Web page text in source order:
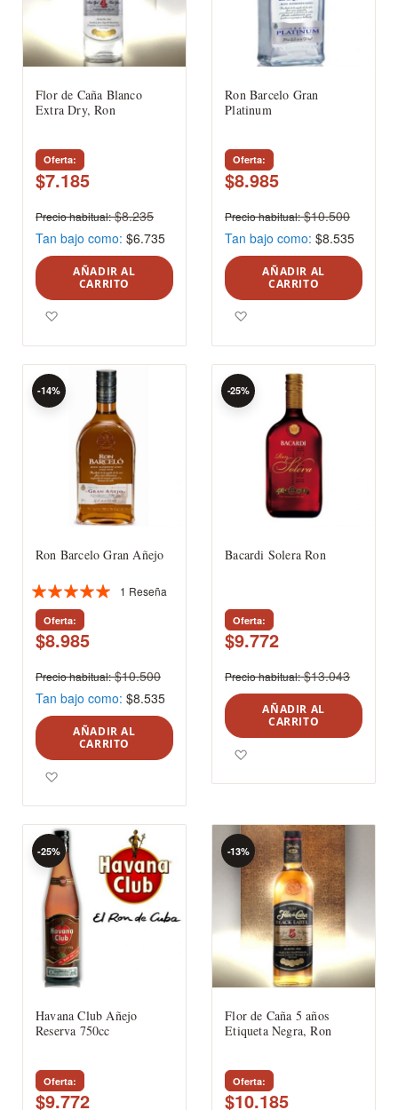
Flor de Caña Blanco
Extra Dry, Ron
Oferta
$7.185
Precio habitual $8.235
Tan bajo como $6.735
AÑADIR AL
CARRITO
Ron Barcelo Gran
Platinum
Oferta
$8.985
Precio habitual $10.500
Tan bajo como $8.535
AÑADIR AL
CARRITO
Ron Barcelo Gran Añejo
Valoración:
100%
1 Reseña
Oferta
$8.985
-14%
Precio habitual $10.500
Tan bajo como $8.535
AÑADIR AL
CARRITO
Bacardi Solera Ron
Oferta
$9.772
-25%
Precio habitual $13.043
AÑADIR AL
CARRITO
Havana Club Añejo
Reserva 750cc
Oferta
$9.772
-25%
Flor de Caña 5 años
Etiqueta Negra, Ron
Oferta
$10.185
-13%